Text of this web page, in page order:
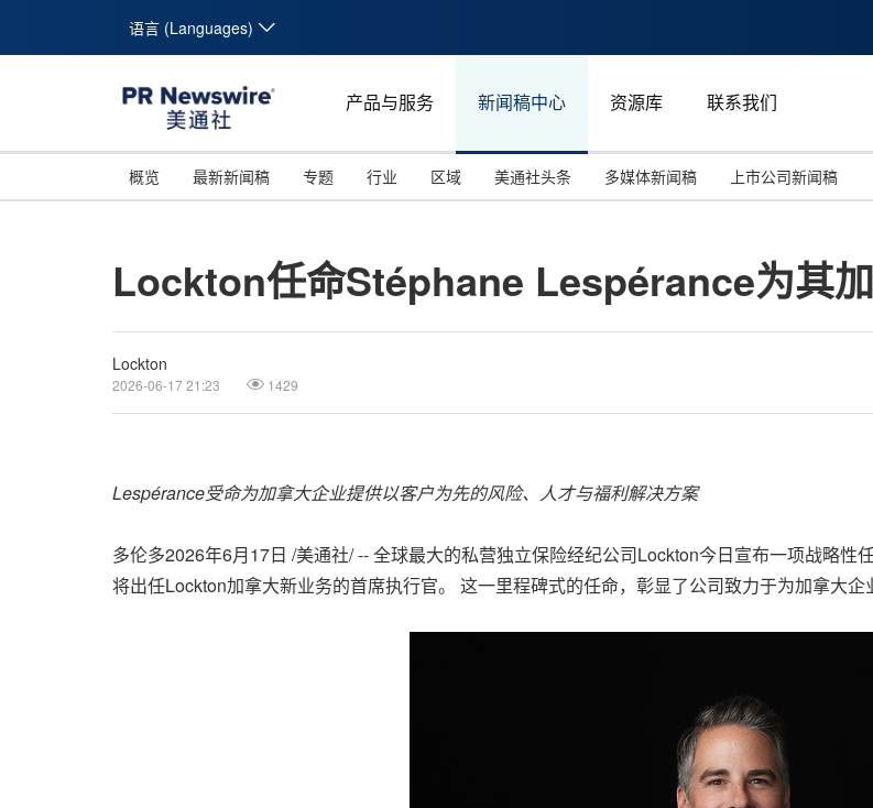
语言 (Languages)
产品与服务 新闻稿中心 资源库 联系我们
概览 最新新闻稿 专题
投资并购
行业
能源化工
区域
马来西亚
美通社头条 多媒体新闻稿 上市公司新闻稿
Lockton任命Stéphane Lespérance为其
Lockton
2026-06-17 21:23 1429
Lespérance受命为加拿大企业提供以客户为先的风险、人才与福利解决方案
多伦多2026年6月17日 /美通社/ -- 全球最大的私营独立保险经纪公司Lockton今日宣布一项战略性
将出任Lockton加拿大新业务的首席执行官。 这一里程碑式的任命，彰显了公司致力于为加拿大企